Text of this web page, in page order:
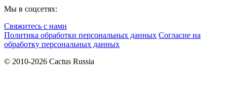
Мы в соцсетях:
Свяжитесь с нами
Политика обработки персональных данных Согласие на
обработку персональных данных
© 2010-2026 Cactus Russia